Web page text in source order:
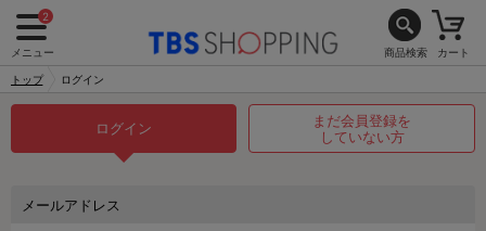
2
メニュー 商品検索 カート
トップ ログイン
ログイン
まだ会員登録を
していない方
メールアドレス